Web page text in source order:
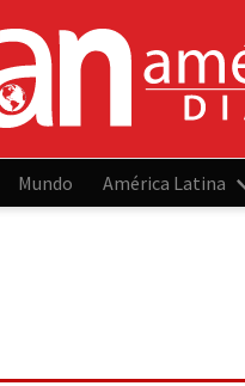
Mundo América Latina